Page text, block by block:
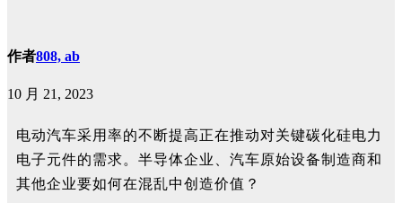
作者808, ab
10 月 21, 2023
电动汽车采用率的不断提高正在推动对关键碳化硅电力
电子元件的需求。半导体企业、汽车原始设备制造商和
其他企业要如何在混乱中创造价值？